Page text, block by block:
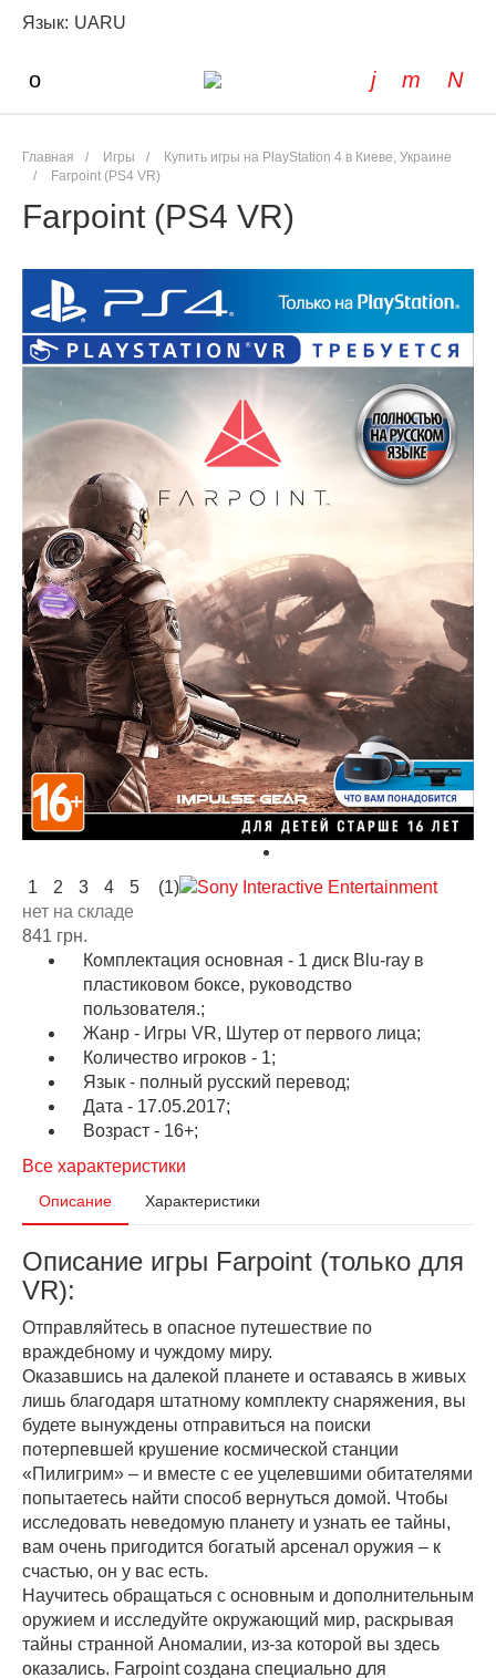
Язык: UARU
Главная / Игры /
Купить игры на PlayStation 4 в Киеве, Украине
/
Farpoint (PS4 VR)
Farpoint (PS4 VR)
1 2 3 4 5
(1)
нет на складе
841 грн.
Комплектация основная - 1 диск Blu-ray в
пластиковом боксе, руководство
пользователя.;
Жанр - Игры VR, Шутер от первого лица;
Количество игроков - 1;
Язык - полный русский перевод;
Дата - 17.05.2017;
Возраст - 16+;
Все характеристики
Описание Характеристики
Описание игры Farpoint (только для
VR):
Отправляйтесь в опасное путешествие по
враждебному и чуждому миру.
Оказавшись на далекой планете и оставаясь в живых
лишь благодаря штатному комплекту снаряжения, вы
будете вынуждены отправиться на поиски
потерпевшей крушение космической станции
«Пилигрим» – и вместе с ее уцелевшими обитателями
попытаетесь найти способ вернуться домой. Чтобы
исследовать неведомую планету и узнать ее тайны,
вам очень пригодится богатый арсенал оружия – к
счастью, он у вас есть.
Научитесь обращаться с основным и дополнительным
оружием и исследуйте окружающий мир, раскрывая
тайны странной Аномалии, из-за которой вы здесь
оказались. Farpoint создана специально для